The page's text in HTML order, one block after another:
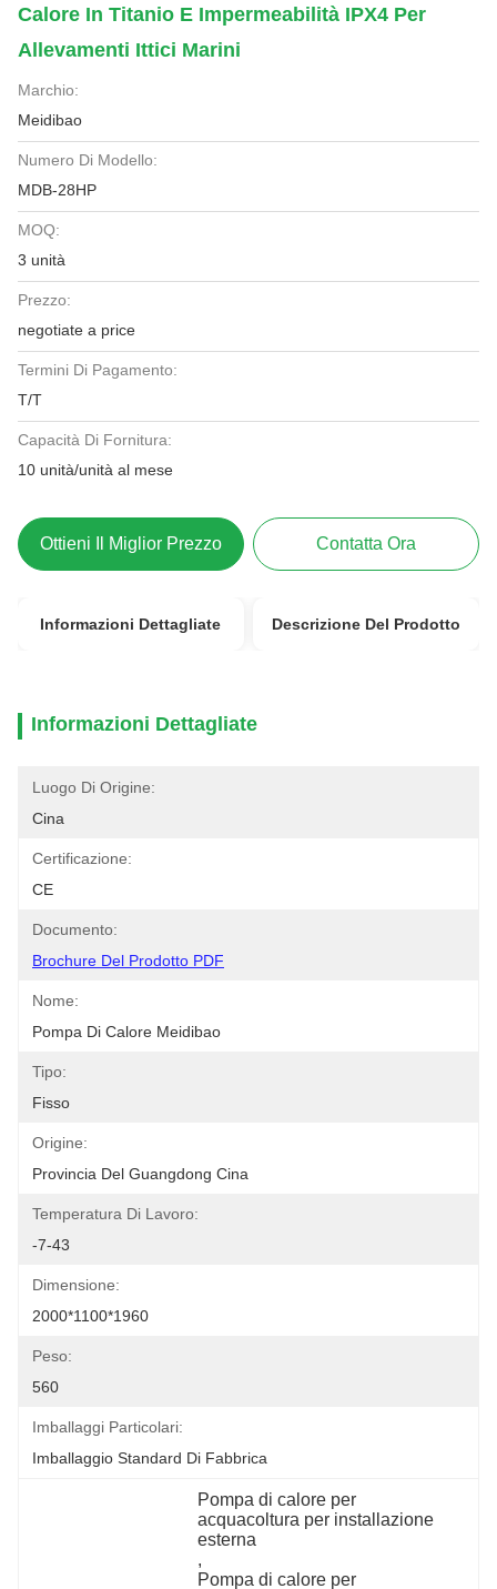
Calore In Titanio E Impermeabilità IPX4 Per
Allevamenti Ittici Marini
Marchio:
Meidibao
Numero Di Modello:
MDB-28HP
MOQ:
3 unità
Prezzo:
negotiate a price
Termini Di Pagamento:
T/T
Capacità Di Fornitura:
10 unità/unità al mese
Ottieni Il Miglior Prezzo Contatta Ora
Informazioni Dettagliate Descrizione Del Prodotto
Informazioni Dettagliate
Luogo Di Origine:
Cina
Certificazione:
CE
Documento:
Brochure Del Prodotto PDF
Nome:
Pompa Di Calore Meidibao
Tipo:
Fisso
Origine:
Provincia Del Guangdong Cina
Temperatura Di Lavoro:
-7-43
Dimensione:
2000*1100*1960
Peso:
560
Imballaggi Particolari:
Imballaggio Standard Di Fabbrica
Pompa di calore per
acquacoltura per installazione
esterna
,
Pompa di calore per